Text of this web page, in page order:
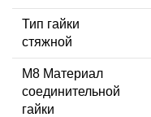
Тип гайки
стяжной
М8 Материал
соединительной
гайки